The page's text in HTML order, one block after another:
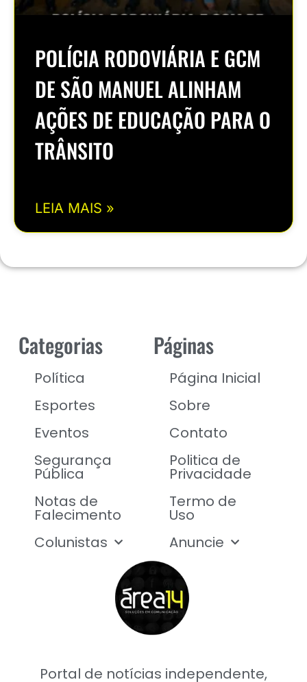
POLÍCIA RODOVIÁRIA E GCM
DE SÃO MANUEL ALINHAM
AÇÕES DE EDUCAÇÃO PARA O
TRÂNSITO
LEIA MAIS »
Portal de notícias independente,
Categorias
Política
Esportes
Eventos
Segurança
Pública
Notas de
Falecimento
Colunistas
Páginas
Página Inicial
Sobre
Contato
Politica de
Privacidade
Termo de
Uso
Anuncie